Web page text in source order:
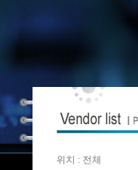
위치 : 전체